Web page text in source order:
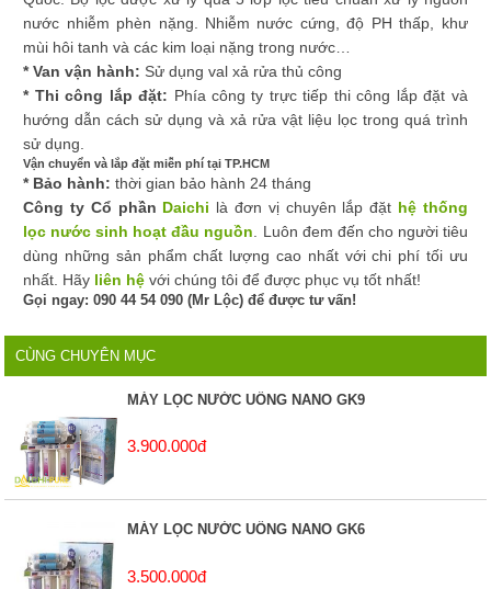
nước nhiễm phèn nặng. Nhiễm nước cứng, độ PH thấp, khư
mùi hôi tanh và các kim loại nặng trong nước…
* Van vận hành: Sử dụng val xả rửa thủ công
* Thi công lắp đặt: Phía công ty trực tiếp thi công lắp đặt và
hướng dẫn cách sử dụng và xả rửa vật liệu lọc trong quá trình
sử dụng.
Vận chuyển và lắp đặt miễn phí tại TP.HCM
* Bảo hành: thời gian bảo hành 24 tháng
Công ty Cổ phần Daichi là đơn vị chuyên lắp đặt hệ thống
lọc nước sinh hoạt đầu nguồn . Luôn đem đến cho người tiêu
dùng những sản phẩm chất lượng cao nhất với chi phí tối ưu
nhất. Hãy liên hệ với chúng tôi để được phục vụ tốt nhất!
Gọi ngay: 090 44 54 090 (Mr Lộc) để được tư vấn!
CÙNG CHUYÊN MỤC
MÁY LỌC NƯỚC UỐNG NANO GK9
3.900.000đ
MÁY LỌC NƯỚC UỐNG NANO GK6
3.500.000đ